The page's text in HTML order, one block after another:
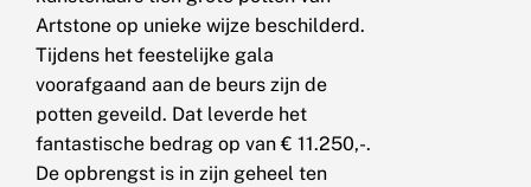
Artstone op unieke wijze beschilderd.
Tijdens het feestelijke gala
voorafgaand aan de beurs zijn de
potten geveild. Dat leverde het
fantastische bedrag op van € 11.250,-.
De opbrengst is in zijn geheel ten